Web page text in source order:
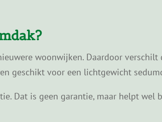
woonwijken. Daardoor verschilt
geschikt voor een lichtgewicht
Dat is geen garantie, maar helpt wel